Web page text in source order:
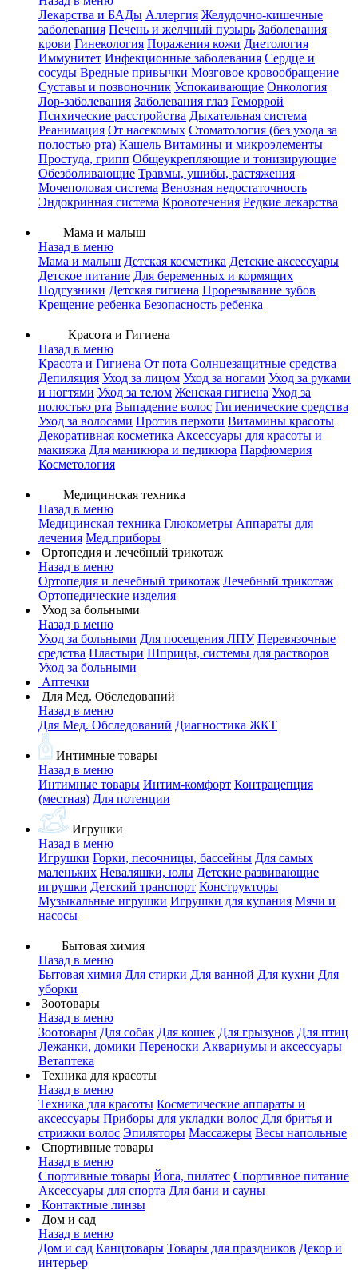
Лекарства и БАДы Аллергия Желудочно-кишечные
заболевания Печень и желчный пузырь Заболевания
крови Гинекология Поражения кожи Диетология
Иммунитет Инфекционные заболевания Сердце и
сосуды Вредные привычки Мозговое кровообращение
Суставы и позвоночник Успокаивающие Онкология
Лор-заболевания Заболевания глаз Геморрой
Психические расстройства Дыхательная система
Реанимация От насекомых Стоматология (без ухода за
полостью рта) Кашель Витамины и микроэлементы
Простуда, грипп Общеукрепляющие и тонизирующие
Обезболивающие Травмы, ушибы, растяжения
Мочеполовая система Венозная недостаточность
Эндокринная система Кровотечения Редкие лекарства
Мама и малыш
Назад в меню
Мама и малыш Детская косметика Детские аксессуары
Детское питание Для беременных и кормящих
Подгузники Детская гигиена Прорезывание зубов
Крещение ребенка Безопасность ребенка
Красота и Гигиена
Назад в меню
Красота и Гигиена От пота Солнцезащитные средства
Депиляция Уход за лицом Уход за ногами Уход за руками
и ногтями Уход за телом Женская гигиена Уход за
полостью рта Выпадение волос Гигиенические средства
Уход за волосами Против перхоти Витамины красоты
Декоративная косметика Аксессуары для красоты и
макияжа Для маникюра и педикюра Парфюмерия
Косметология
Медицинская техника
Назад в меню
Медицинская техника Глюкометры Аппараты для
лечения Мед.приборы
Ортопедия и лечебный трикотаж
Назад в меню
Ортопедия и лечебный трикотаж Лечебный трикотаж
Ортопедические изделия
Уход за больными
Назад в меню
Уход за больными Для посещения ЛПУ Перевязочные
средства Пластыри Шприцы, системы для растворов
Уход за больными
Аптечки
Для Мед. Обследований
Назад в меню
Для Мед. Обследований Диагностика ЖКТ
Интимные товары
Назад в меню
Интимные товары Интим-комфорт Контрацепция
(местная) Для потенции
Игрушки
Назад в меню
Игрушки Горки, песочницы, бассейны Для самых
маленьких Неваляшки, юлы Детские развивающие
игрушки Детский транспорт Конструкторы
Музыкальные игрушки Игрушки для купания Мячи и
насосы
Бытовая химия
Назад в меню
Бытовая химия Для стирки Для ванной Для кухни Для
уборки
Зоотовары
Назад в меню
Зоотовары Для собак Для кошек Для грызунов Для птиц
Лежанки, домики Переноски Аквариумы и аксессуары
Ветаптека
Техника для красоты
Назад в меню
Техника для красоты Косметические аппараты и
аксессуары Приборы для укладки волос Для бритья и
стрижки волос Эпиляторы Массажеры Весы напольные
Спортивные товары
Назад в меню
Спортивные товары Йога, пилатес Спортивное питание
Аксессуары для спорта Для бани и сауны
Контактные линзы
Дом и сад
Назад в меню
Дом и сад Канцтовары Товары для праздников Декор и
интерьер